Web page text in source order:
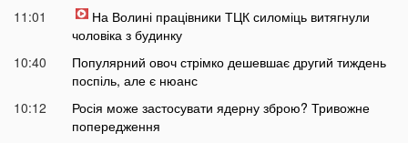
11:01
На Волині працівники ТЦК силоміць витягнули
чоловіка з будинку
10:40
Популярний овоч стрімко дешевшає другий тиждень
поспіль, але є нюанс
10:12
Росія може застосувати ядерну зброю? Тривожне
попередження